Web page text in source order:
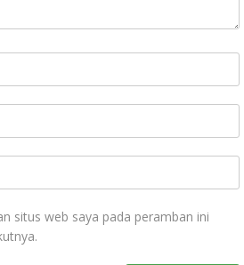
situs web saya pada peramban ini